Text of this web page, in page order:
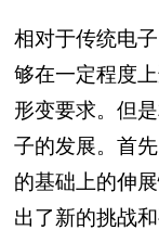
相对于传统电
够在一定程度
形变要求。但
子的发展。首
的基础上的伸
出了新的挑战